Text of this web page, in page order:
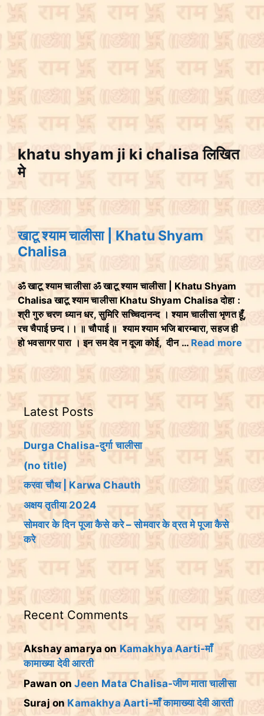
khatu shyam ji ki chalisa लिखित
मे
खाटू श्याम चालीसा | Khatu Shyam
Chalisa
ॐ खाटू श्याम चालीसा ॐ खाटू श्याम चालीसा | Khatu Shyam
Chalisa खाटू श्याम चालीसा Khatu Shyam Chalisa दोहा :
श्री गुरु चरण ध्यान धर, सुमिरि सच्चिदानन्द । श्याम चालीसा भृणत हूँ,
रच चैपाई छन्द।। ॥ चौपाई ॥ श्याम श्याम भजि बारम्बारा, सहज ही
हो भवसागर पारा । इन सम देव न दूजा कोई, दीन … Read more
Latest Posts
Durga Chalisa-दुर्गा चालीसा
(no title)
करवा चौथ | Karwa Chauth
अक्षय तृतीया 2024
सोमवार के दिन पूजा कैसे करे – सोमवार के व्रत मे पूजा कैसे
करे
Recent Comments
Akshay amarya on Kamakhya Aarti-माँ
कामाख्या देवी आरती
Pawan onJeen Mata Chalisa-जीण माता चालीसा
Suraj on Kamakhya Aarti-माँ कामाख्या देवी आरती